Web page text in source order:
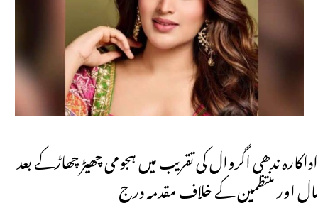
اداکارہ ندھی اگروال کی تقریب میں ہجومی چھیڑ چھاڑکے بعد
مال اور منتظمین کے خلاف مقدمہ درج